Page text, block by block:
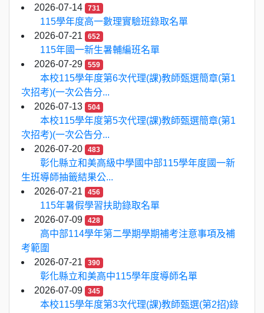
2026-07-14
731
115學年度高一數理實驗班錄取名單
2026-07-21
652
115年國一新生暑輔編班名單
2026-07-29
559
本校115學年度第6次代理(課)教師甄選簡章(第1
次招考)(一次公告分...
2026-07-13
504
本校115學年度第5次代理(課)教師甄選簡章(第1
次招考)(一次公告分...
2026-07-20
483
彰化縣立和美高級中學國中部115學年度國一新
生班導師抽籤結果公...
2026-07-21
456
115年暑假學習扶助錄取名單
2026-07-09
428
高中部114學年第二學期學期補考注意事項及補
考範圍
2026-07-21
390
彰化縣立和美高中115學年度導師名單
2026-07-09
345
本校115學年度第3次代理(課)教師甄選(第2招)錄